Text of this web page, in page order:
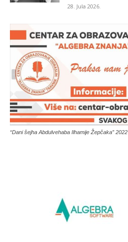
28. Jula 2026.
“Dani šejha Abdulvehaba Ilhamije Žepčaka” 2022